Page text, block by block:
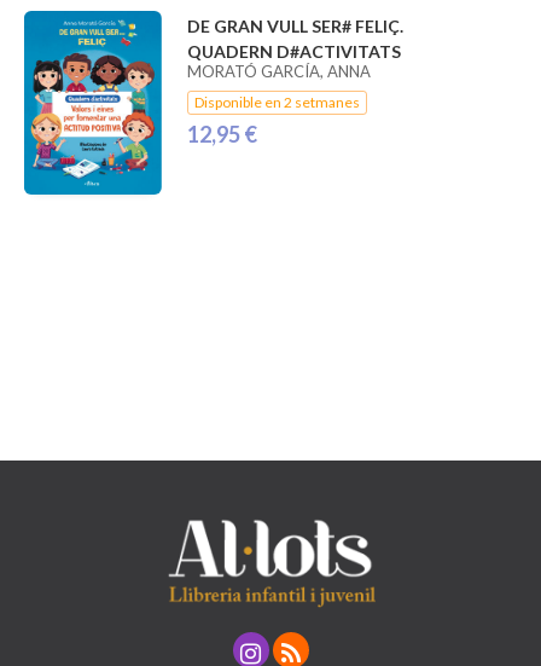
DE GRAN VULL SER# FELIÇ.
QUADERN D#ACTIVITATS
MORATÓ GARCÍA, ANNA
Disponible en 2 setmanes
12,95 €